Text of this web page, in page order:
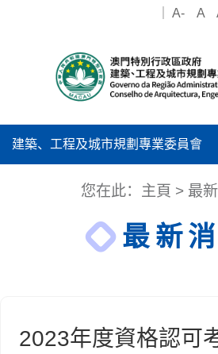
A- A
建築、工程及城市規劃專業委員會
您在此： 主頁 > 最
最新
2023年度資格認可